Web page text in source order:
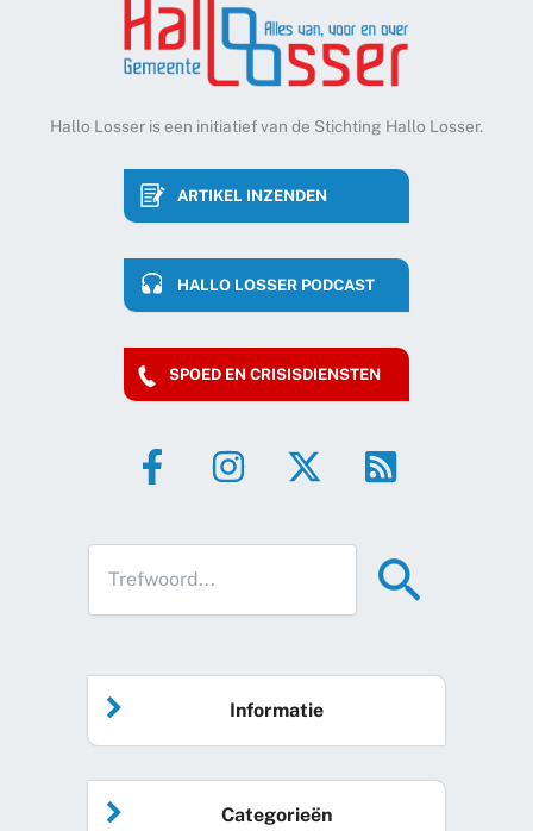
Hallo Losser is een initiatief van de Stichting Hallo Losser.
ARTIKEL INZENDEN
HALLO LOSSER PODCAST
SPOED EN CRISISDIENSTEN
Informatie
Home
Categorieën